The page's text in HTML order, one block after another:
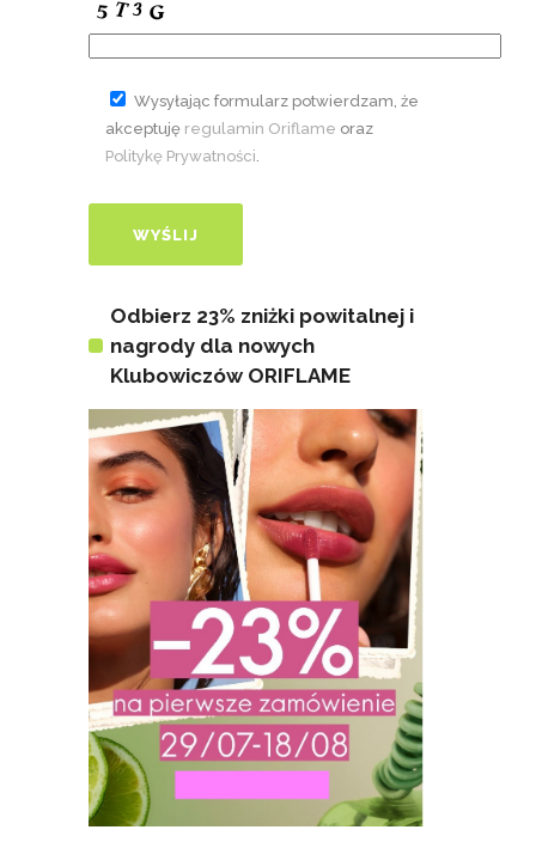
Wysyłając formularz potwierdzam, że
akceptuję regulamin Oriflame oraz
Politykę Prywatności
Odbierz 23% zniżki powitalnej i
nagrody dla nowych
Klubowiczów ORIFLAME